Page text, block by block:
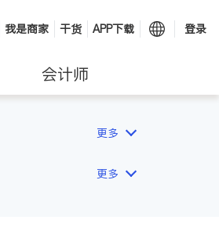
我是商家 干货 APP下载 登录
会计师
更多
更多